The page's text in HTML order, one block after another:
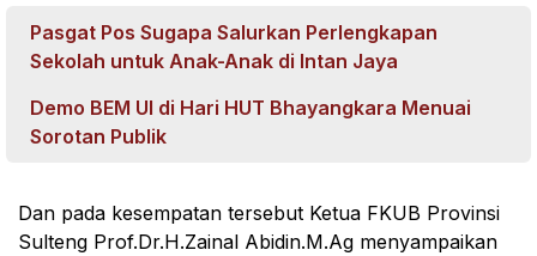
Pasgat Pos Sugapa Salurkan Perlengkapan
Sekolah untuk Anak-Anak di Intan Jaya
Demo BEM UI di Hari HUT Bhayangkara Menuai
Sorotan Publik
Dan pada kesempatan tersebut Ketua FKUB Provinsi
Sulteng Prof.Dr.H.Zainal Abidin.M.Ag menyampaikan